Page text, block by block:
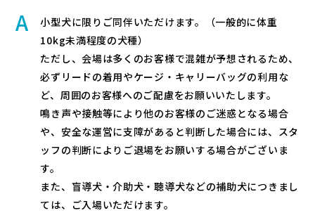
小型犬に限りご同伴いただけます。（一般的に体重
10kg未満程度の犬種）
ただし、会場は多くのお客様で混雑が予想されるため、
必ずリードの着用やケージ・キャリーバッグの利用な
ど、周囲のお客様へのご配慮をお願いいたします。
鳴き声や接触等により他のお客様のご迷惑となる場合
や、安全な運営に支障があると判断した場合には、スタ
ッフの判断によりご退場をお願いする場合がございま
す。
また、盲導犬・介助犬・聴導犬などの補助犬につきまし
ては、ご入場いただけます。